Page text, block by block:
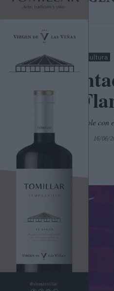
Ciudad Real Cultura
Arte
Una cita ineludible
16/06/